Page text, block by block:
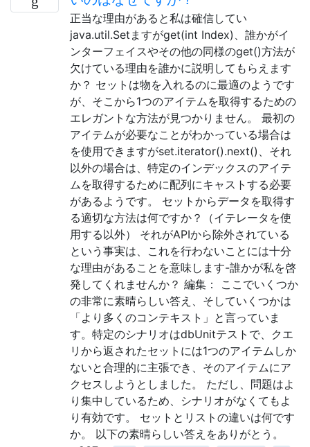
正当な理由があると私は確信してい
java.util.Setますがget(int Index)、誰かがイ
ンターフェイスやその他の同様のget()方法が
欠けている理由を誰かに説明してもらえます
か？ セットは物を入れるのに最適のようです
が、そこから1つのアイテムを取得するための
エレガントな方法が見つかりません。 最初の
アイテムが必要なことがわかっている場合は
を使用できますがset.iterator().next()、それ
以外の場合は、特定のインデックスのアイテ
ムを取得するために配列にキャストする必要
があるようです。 セットからデータを取得す
る適切な方法は何ですか？（イテレータを使
用する以外） それがAPIから除外されている
という事実は、これを行わないことには十分
な理由があることを意味します-誰かが私を啓
発してくれませんか？ 編集： ここでいくつか
の非常に素晴らしい答え、そしていくつかは
「より多くのコンテキスト」と言っていま
す。特定のシナリオはdbUnitテストで、クエ
リから返されたセットには1つのアイテムしか
ないと合理的に主張でき、そのアイテムにア
クセスしようとしました。 ただし、問題はよ
り集中しているため、シナリオがなくてもよ
り有効です。 セットとリストの違いは何です
か。 以下の素晴らしい答えをありがとう。